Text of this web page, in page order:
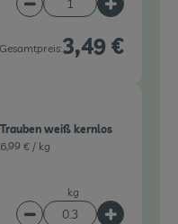
Artikelanzahl
Gesamtpreis:3,49 €
Trauben weiß kernlos
6,99 € / kg
kg